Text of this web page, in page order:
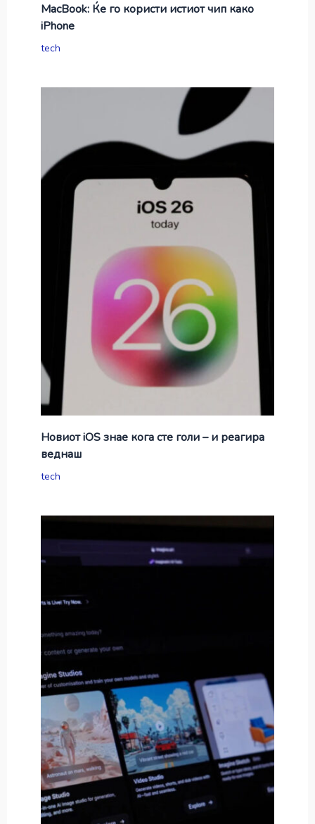
MacBook: Ќе го користи истиот чип како
iPhone
tech
Новиот iOS знае кога сте голи – и реагира
веднаш
tech